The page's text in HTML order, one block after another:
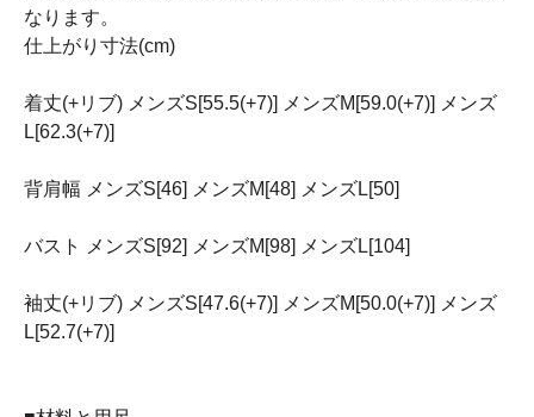
なります。
仕上がり寸法(cm)
着丈(+リブ) メンズS[55.5(+7)] メンズM[59.0(+7)] メンズ
L[62.3(+7)]
背肩幅 メンズS[46] メンズM[48] メンズL[50]
バスト メンズS[92] メンズM[98] メンズL[104]
袖丈(+リブ) メンズS[47.6(+7)] メンズM[50.0(+7)] メンズ
L[52.7(+7)]